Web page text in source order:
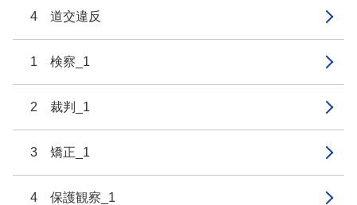
4 道交違反
1 検察_1
2 裁判_1
3 矯正_1
4 保護観察_1